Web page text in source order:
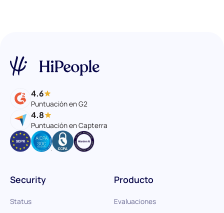
4.6
Puntuación en G2
4.8
Puntuación en Capterra
Producto
Evaluaciones
Security
Status